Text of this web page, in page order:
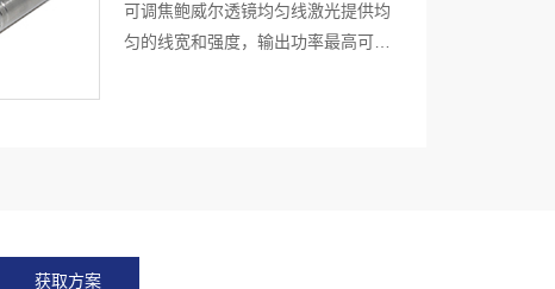
可调焦鲍威尔透镜均匀线激光提供均
匀的线宽和强度，输出功率最高可达
获取方案